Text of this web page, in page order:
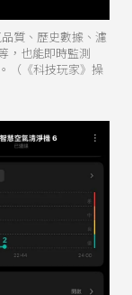
質、歷史數據、濾
，也能即時監測
（《科技玩家》操